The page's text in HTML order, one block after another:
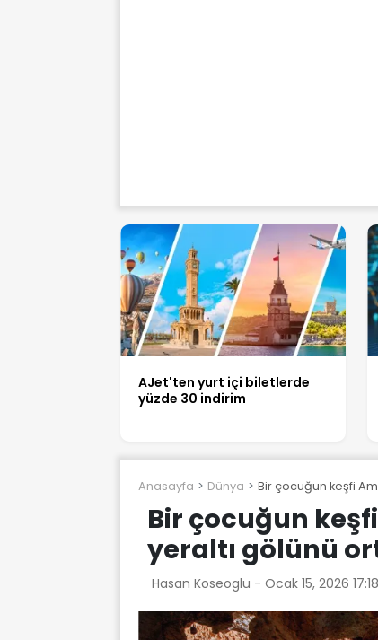
AJet'ten yurt içi biletlerde
yüzde 30 indirim
Anasayfa Dünya Bir çocuğun keşfi
Bir çocuğun
yeraltı gölünü
Hasan Koseoglu - Ocak 15, 2026 17:18